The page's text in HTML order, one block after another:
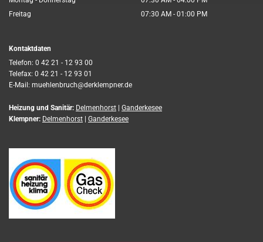
Freitag
07:30 AM - 01:00 PM
Kontaktdaten
Telefon: 0 42 21 - 12 93 00
Telefax: 0 42 21 - 12 93 01
E-Mail: muehlenbruch@derklempner.de
Heizung und Sanitär: Delmenhorst | Ganderkesee
Klempner: Delmenhorst | Ganderkesee